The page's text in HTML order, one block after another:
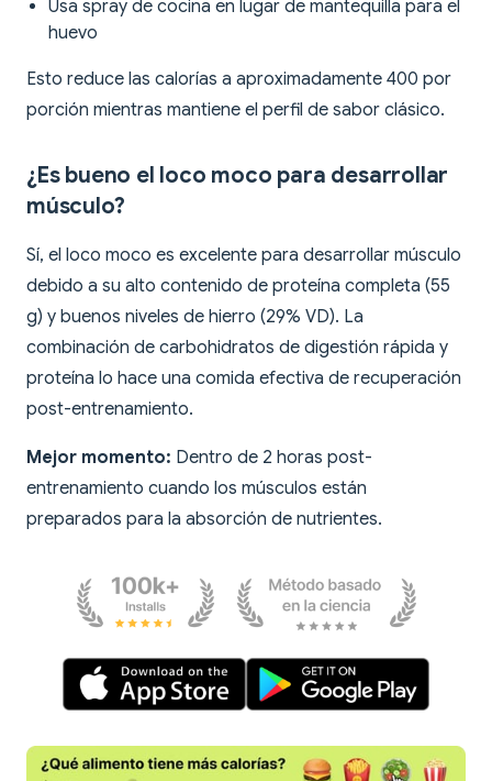
Usa spray de cocina en lugar de mantequilla para el
huevo
Esto reduce las calorías a aproximadamente 400 por
porción mientras mantiene el perfil de sabor clásico.
¿Es bueno el loco moco para desarrollar
músculo?
Sí, el loco moco es excelente para desarrollar músculo
debido a su alto contenido de proteína completa (55
g) y buenos niveles de hierro (29% VD). La
combinación de carbohidratos de digestión rápida y
proteína lo hace una comida efectiva de recuperación
post-entrenamiento.
Mejor momento: Dentro de 2 horas post-
entrenamiento cuando los músculos están
preparados para la absorción de nutrientes.